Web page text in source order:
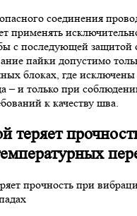
соединения
применять
с последующей защитой
пайки допустимо
блоках, где
– и только при
к качеству шва.
теряет